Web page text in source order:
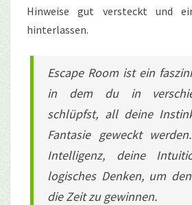
Hinweise gut versteckt und
hinterlassen.
Escape Room ist ein
in dem du in
schlüpfst, all deine
Fantasie geweckt
Intelligenz, deine
logisches Denken, um
die Zeit zu gewinnen.